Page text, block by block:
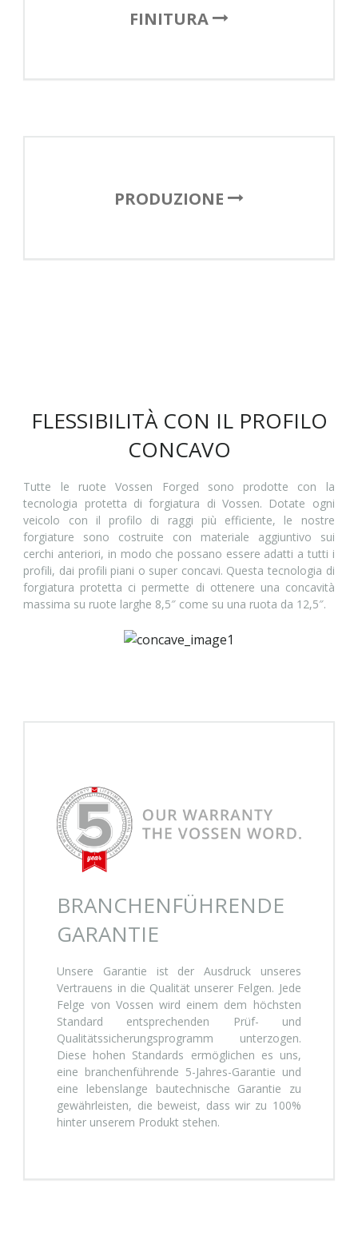
FINITURA
PRODUZIONE
FLESSIBILITÀ CON IL PROFILO
CONCAVO
Tutte le ruote Vossen Forged sono prodotte con la
tecnologia protetta di forgiatura di Vossen. Dotate ogni
veicolo con il profilo di raggi più efficiente, le nostre
forgiature sono costruite con materiale aggiuntivo sui
cerchi anteriori, in modo che possano essere adatti a tutti i
profili, dai profili piani o super concavi. Questa tecnologia di
forgiatura protetta ci permette di ottenere una concavità
massima su ruote larghe 8,5″ come su una ruota da 12,5″.
BRANCHENFÜHRENDE
GARANTIE
Unsere Garantie ist der Ausdruck unseres
Vertrauens in die Qualität unserer Felgen. Jede
Felge von Vossen wird einem dem höchsten
Standard entsprechenden Prüf- und
Qualitätssicherungsprogramm unterzogen.
Diese hohen Standards ermöglichen es uns,
eine branchenführende 5-Jahres-Garantie und
eine lebenslange bautechnische Garantie zu
gewährleisten, die beweist, dass wir zu 100%
hinter unserem Produkt stehen.